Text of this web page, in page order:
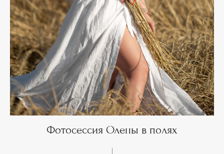
Фотосессия Олены в полях